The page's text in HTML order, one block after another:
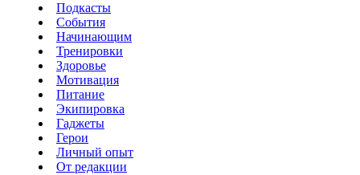
Подкасты
События
Начинающим
Тренировки
Здоровье
Мотивация
Питание
Экипировка
Гаджеты
Герои
Личный опыт
От редакции